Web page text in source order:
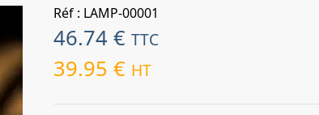
Réf : LAMP-00001
46.74€ TTC
39.95€ HT